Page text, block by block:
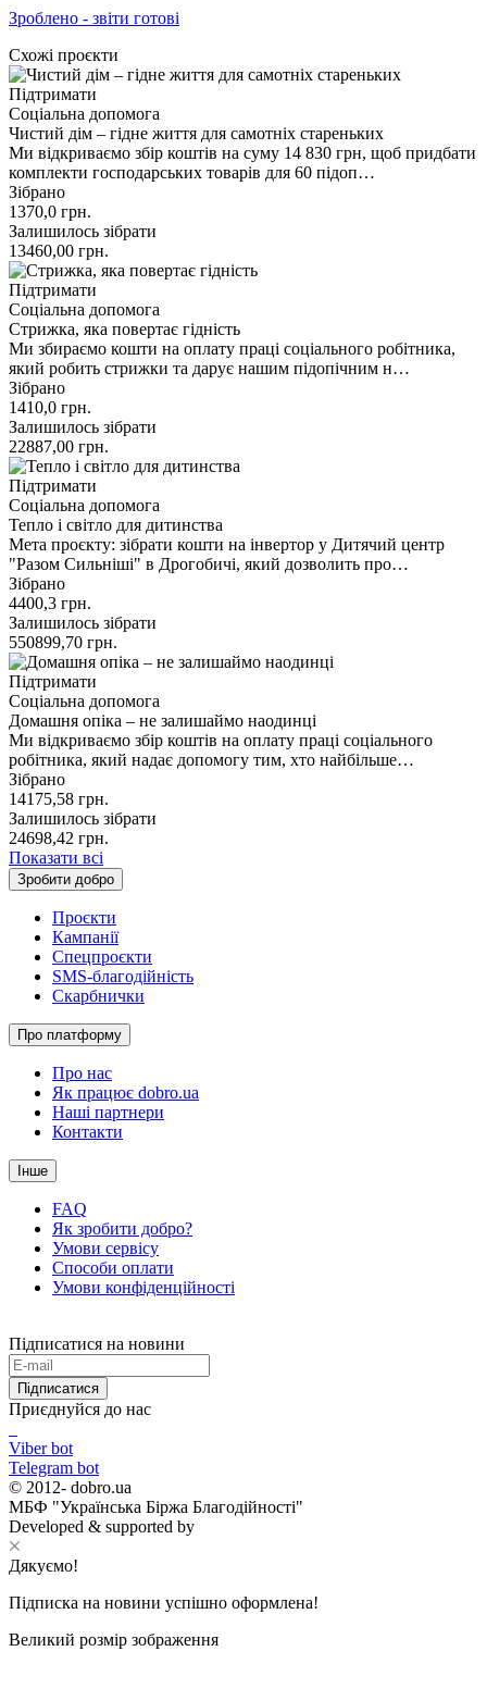
Зроблено - звіти готові
Схожі проєкти
Підтримати
Соціальна допомога
Чистий дім – гідне життя для самотніх стареньких
Ми відкриваємо збір коштів на суму 14 830 грн, щоб придбати
комплекти господарських товарів для 60 підоп…
Зібрано
1370,0 грн.
Залишилось зібрати
13460,00 грн.
Підтримати
Соціальна допомога
Стрижка, яка повертає гідність
Ми збираємо кошти на оплату праці соціального робітника,
який робить стрижки та дарує нашим підопічним н…
Зібрано
1410,0 грн.
Залишилось зібрати
22887,00 грн.
Підтримати
Соціальна допомога
Тепло і світло для дитинства
Мета проєкту: зібрати кошти на інвертор у Дитячий центр
"Разом Сильніші" в Дрогобичі, який дозволить про…
Зібрано
4400,3 грн.
Залишилось зібрати
550899,70 грн.
Підтримати
Соціальна допомога
Домашня опіка – не залишаймо наодинці
Ми відкриваємо збір коштів на оплату праці соціального
робітника, який надає допомогу тим, хто найбільше…
Зібрано
14175,58 грн.
Залишилось зібрати
24698,42 грн.
Показати всі
Зробити добро
Проєкти
Кампанії
Спецпроєкти
SMS-благодійність
Скарбнички
Про платформу
Про нас
Як працює dobro.ua
Наші партнери
Контакти
Інше
FAQ
Як зробити добро?
Умови сервісу
Способи оплати
Умови конфіденційності
Підписатися на новини
Підписатися
Приєднуйся до нас
Viber bot
Telegram bot
© 2012- dobro.ua
МБФ "Українська Біржа Благодійності"
Developed & supported by
Дякуємо!
Підписка на новини успішно оформлена!
Великий розмір зображення